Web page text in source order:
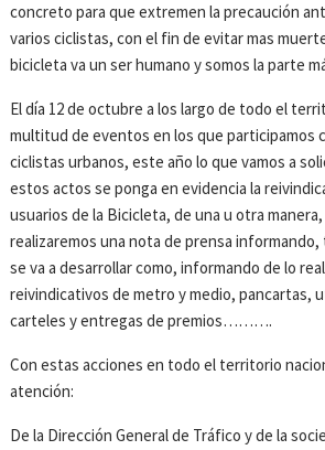
concreto para que extremen la precaución
varios ciclistas, con el fin de evitar mas
bicicleta va un ser humano y somos la parte
El día 12 de octubre a los largo de todo el
multitud de eventos en los que participamos
ciclistas urbanos, este año lo que vamos a
estos actos se ponga en evidencia la
usuarios de la Bicicleta, de una u otra
realizaremos una nota de prensa
se va a desarrollar como, informando de lo
reivindicativos de metro y medio, pancartas,
carteles y entregas de premios……….
Con estas acciones en todo el territorio
atención:
De la Dirección General de Tráfico y de la